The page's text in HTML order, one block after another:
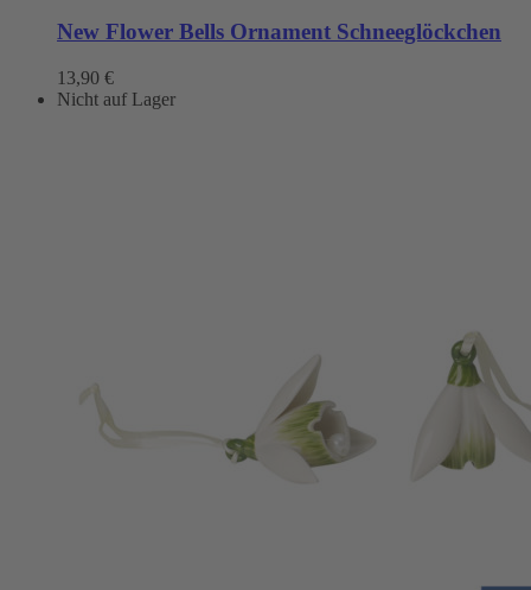
New Flower Bells Ornament Schneeglöckchen
13,90 €
Nicht auf Lager